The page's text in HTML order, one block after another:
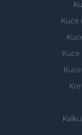
Kuće
Kuće